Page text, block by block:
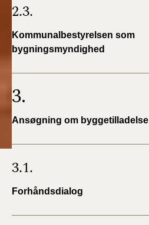
2.3.
Kommunalbestyrelsen som
bygningsmyndighed
3.
Ansøgning om byggetilladelse
3.1.
Forhåndsdialog